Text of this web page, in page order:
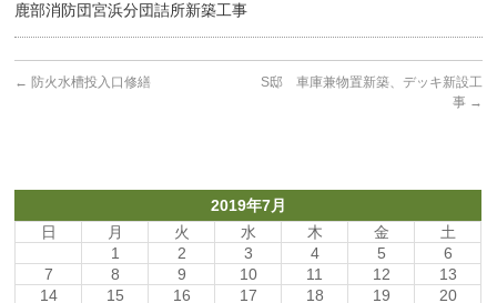
鹿部消防団宮浜分団詰所新築工事
← 防火水槽投入口修繕
S邸 車庫兼物置新築、デッキ新設工
事 →
2019年7月
日
月 火 水 木 金
土
1
2 3 4 5
6
7
8 9 10 11 12
13
14
15 16 17 18 19
20